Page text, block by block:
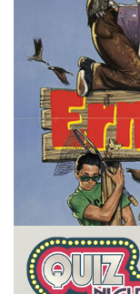
FOLGE 28 –